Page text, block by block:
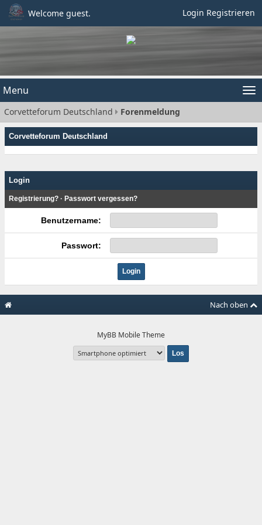
Welcome guest. Login Registrieren
Menu
Corvetteforum Deutschland Forenmeldung
Corvetteforum Deutschland
Login
Registrierung? · Passwort vergessen?
Benutzername:
Passwort:
Nach oben
MyBB Mobile Theme